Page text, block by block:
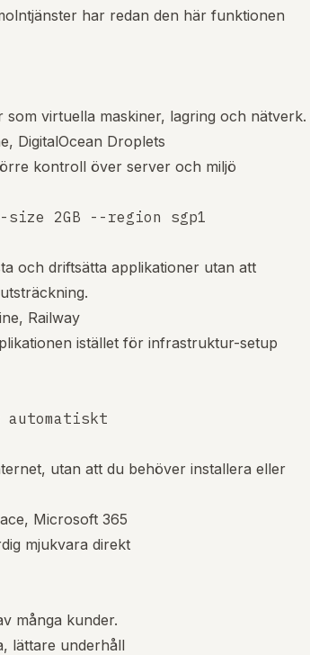
har redan den här funktionen
virtuella maskiner, lagring och nätverk.
DigitalOcean Droplets
kontroll över server och miljö
och driftsätta applikationer utan att
Railway
istället för infrastruktur-setup
utan att du behöver installera eller
Microsoft 365
mjukvara direkt
många kunder.
lättare underhåll